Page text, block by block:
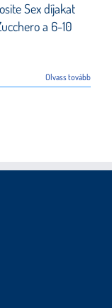
Sex díjakat
a 6-10
Olvass tovább